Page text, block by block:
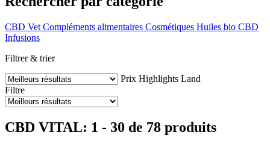
CBD Vet Compléments alimentaires Cosmétiques Huiles bio CBD
Infusions
Filtrer & trier
Prix Highlights Land
Filtre
CBD VITAL: 1 - 30 de 78 produits